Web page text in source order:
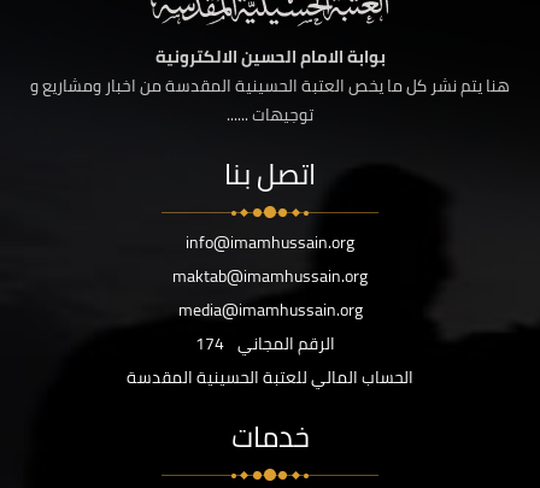
بوابة الامام الحسين الالكترونية
هنا يتم نشر كل ما يخص العتبة الحسينية المقدسة من اخبار ومشاريع و
توجيهات ......
اتصل بنا
info@imamhussain.org
maktab@imamhussain.org
media@imamhussain.org
الرقم المجاني 174
الحساب المالي للعتبة الحسينية المقدسة
خدمات